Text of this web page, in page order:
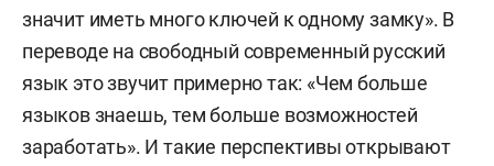
значит иметь много ключей к одному замку». В
переводе на свободный современный русский
язык это звучит примерно так: «Чем больше
языков знаешь, тем больше возможностей
заработать». И такие перспективы открывают